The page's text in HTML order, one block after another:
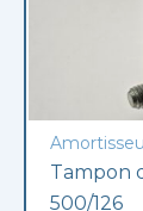
Tampon
500/126